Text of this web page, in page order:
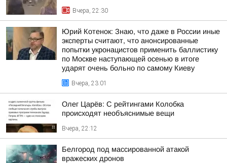
Вчера, 22:30
Юрий Котенок: Знаю, что даже в России иные
эксперты считают, что анонсированные
попытки укронацистов применить баллистику
по Москве наступающей осенью в итоге
ударят очень больно по самому Киеву
Вчера, 23:01
Олег Царёв: С рейтингами Колобка
происходят необъяснимые вещи
Вчера, 22:12
Белгород под массированной атакой
вражеских дронов